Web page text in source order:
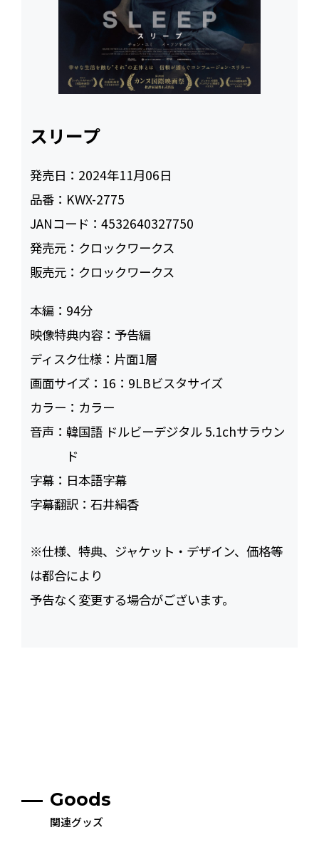
スリープ
発売日： 2024年11月06日
品番： KWX-2775
JANコード：4532640327750
発売元： クロックワークス
販売元： クロックワークス
本編： 94
映像特典内容：予告編
ディスク仕様： 片面1層
画面サイズ： 16：9LBビスタサイズ
カラー： カラー
音声：韓国語 ドルビーデジタル 5.1chサラウン
ド
字幕： 日本語字幕
字幕翻訳：石井絹香
※仕様、特典、ジャケット・デザイン、価格等
は都合により
予告なく変更する場合がございます。
Goods
関連グッズ